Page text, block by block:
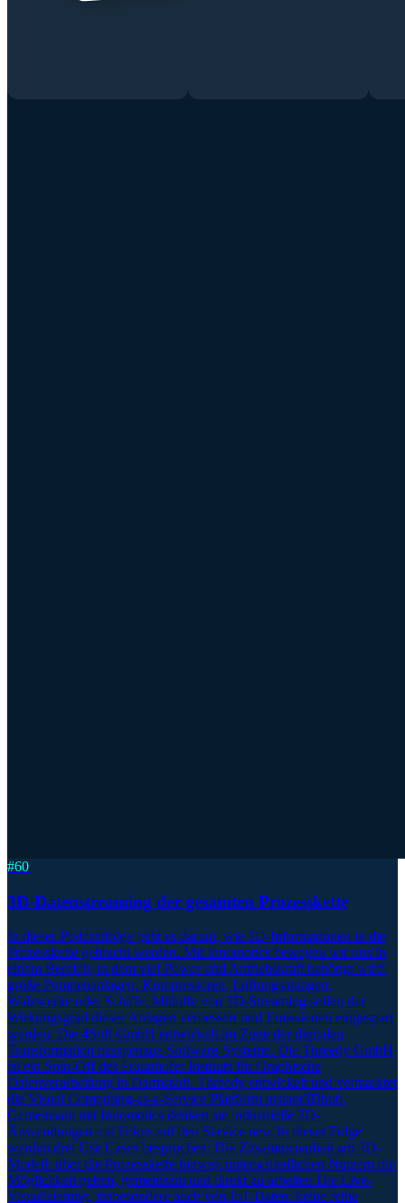
#60
3D-Datenstreaming der gesamten Prozesskette
In dieser Podcastfolge geht es darum, wie 3D-Informationen in die
Prozesskette gebracht werden. Mit Innomotics bewegen wir uns in
einem Bereich, in dem viel Power und Antriebskraft benötigt wird:
große Pumpenanlagen, Kompressoren, Lüftungsanlagen,
Walzwerke oder Schiffe. Mithilfe von 3D-Streaming sollen der
Wirkungsgrad dieser Anlagen verbessert und Emissionen eingespart
werden. Die 4Soft GmbH entwickelt im Zuge der digitalen
Transformation passgenaue Software-Systeme. Die Threedy GmbH
ist ein Spin-Off des Fraunhofer Instituts für Graphische
Datenverarbeitung in Darmstadt. Threedy entwickelt und vermarktet
die Visual Computing-as-a-Service Plattform instant3Dhub.
Gemeinsam mit Innomotics denken sie industrielle 3D-
Anwendungen mit Fokus auf den Service neu. In dieser Folge
werden drei Use Cases besprochen: Die Zusammenarbeit am 3D-
Modell: über die Prozesskette hinweg unterschiedlichen Nutzern die
Möglichkeit geben, gemeinsam und direkt zu arbeiten Die Live-
Visualisierung, insbesondere auch von IoT-Daten: keine reine